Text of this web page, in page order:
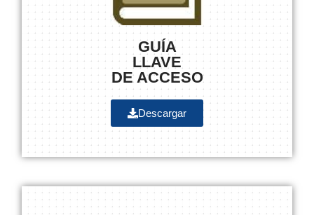
GUÍA
LLAVE
DE ACCESO
Descargar